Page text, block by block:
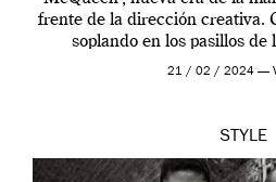
frente de la dirección creativa.
soplando en los pasillos de
McQueen se21 / 02 / 2024 —
STYLE